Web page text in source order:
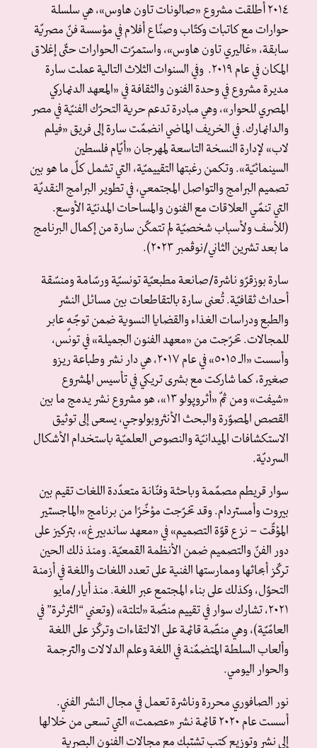
٢٠١٤ أطلقت مشروع «صالونات تاون هاوس»، هي سلسلة
حوارات مع كاتبات وكتّاب وصنّاع أفلام في مؤسسة فنّ مصريّة
سابقة، «غاليري تاون هاوس»، واستمرّت الحوارات حتّى إغلاق
المكان في عام ٢٠١٩. وفي السنوات الثلاث التالية عملت سارة
مديرة مشروع في وحدة الفنون والثقافة في «المعهد الدنماركي
المصري للحوار»، وهي مبادرة تدعم حرية التحرّك الفنيّة في مصر
والدانمارك. في الخريف الماضي انضمّت سارة إلى فريق «فيلم
لاب» لإدارة النسخة التاسعة لمهرجان «أيّام فلسطين
السينمائيّة». وتكمن رغبتها التقييميّة، التي تشمل كلّ ما هو بين
تصميم البرامج والتواصل المجتمعي، في تطوير البرامج النقديّة
التي تنمّي العلاقات مع الفنون والمساحات المدنيّة الأوسع.
(للأسف ولأسباب شخصيّة لم تتمكّن سارة من إكمال البرنامج
ما بعد تشرين الثاني/نوڤمبر ٢٠٢٣).
سارة بوزقرّو ناشرة/صانعة مطبعيّة تونسيّة ورسّامة ومنسّقة
أحداث ثقافيّة. تُعنى سارة بالتقاطعات بين مسائل النشر
والطبع ودراسات الغذاء والقضايا النسوية ضمن توجّهٍ عابر
للمجالات. تخرّجت من «معهد الفنون الجميلة» في تونس،
وأسست «الـ ٥٠١٥» في عام ٢٠١٧، هي دار نشر وطباعة ريزو
صغيرة، كما شاركت مع بشرى تريكي في تأسيس المشروع
«شيفت» ومن ثمّ «أثروپولو ١٣»، هو مشروع نشر يدمج ما بين
القصص المصوّرة والبحث الأنثروبولوجي، يسعى إلى توثيق
الاستكشافات الميدانيّة والنصوص العلميّة باستخدام الأشكال
السرديّة.
سوار قريطم مصمّمة وباحثة وفنّانة متعدّدة اللغات تقيم بين
بيروت وأمستردام. وقد تخرّجت مؤخّرًا من برنامج «الماجستير
المؤقّت – نزع قوّة التصميم» في «معهد ساندبيرغ»، بتركيز على
دور الفنّ والتصميم ضمن الأنظمة القمعيّة. ومنذ ذلك الحين
تركّز أبحاثها وممارستها الفنية على تعدد اللغات واللغة في أزمنة
التحوّل، وكذلك على بناء المجتمع عبر اللغة. منذ أيار/مايو
٢٠٢١، تشارك سوار في تقييم منصّة «لتلتة» (وتعني “الثرثرة” في
العامّيّة)، وهي منصّة قائمة على الالتقاءات وتركّز على اللغة
وألعاب السلطة المتضمّنة في اللغة وعلم الدلالات والترجمة
والحوار اليومي.
نور الصافوري محررة وناشرة تعمل في مجال النشر الفني.
أسست عام ٢٠٢٠ قائمة نشر «عصمت» التي تسعى من خلالها
إلى نشر وتوزيع كتب تشتبك مع مجالات الفنون البصرية